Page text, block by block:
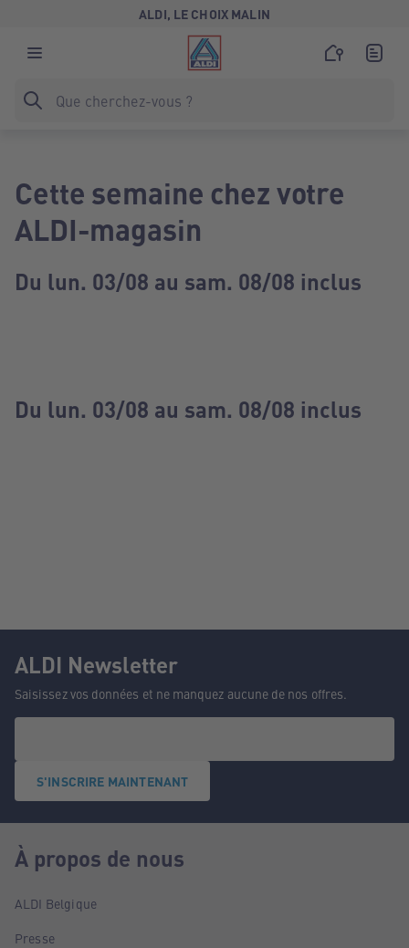
ALDI, LE CHOIX MALIN
Cette semaine chez votre
ALDI-magasin
Du lun. 03/08 au sam. 08/08 inclus
Du lun. 03/08 au sam. 08/08 inclus
ALDI Newsletter
Saisissez vos données et ne manquez aucune de nos offres.
S'INSCRIRE MAINTENANT
À propos de nous
ALDI Belgique
Presse